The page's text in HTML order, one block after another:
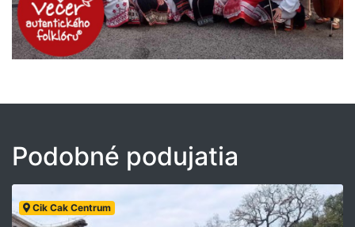
Podobné podujatia
Cik Cak Centrum